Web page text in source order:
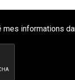
informations